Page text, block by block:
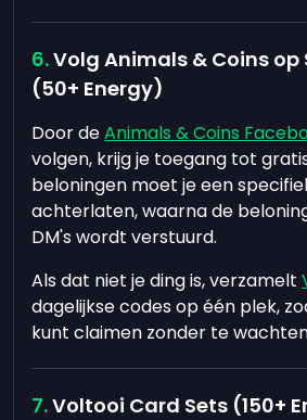
Volg Animals & Coins op
(50+ Energy)
Door deAnimals & Coins
volgen, krijg je toegang tot
beloningen moet je een
achterlaten, waarna de
DM's wordt verstuurd.
Als dat niet je ding is, verzamelt
dagelijkse codes op één plek,
kunt claimen zonder te
Voltooi Card Sets (150+